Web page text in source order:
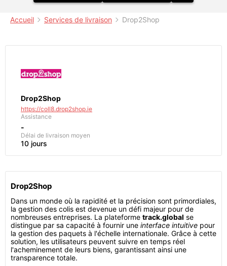
Accueil Services de livraison Drop2Shop
Drop2Shop
https://coll8.drop2shop.ie
Assistance
-
Délai de livraison moyen
10 jours
Drop2Shop
Dans un monde où la rapidité et la précision sont primordiales,
la gestion des colis est devenue un défi majeur pour de
nombreuses entreprises. La plateforme track.global se
distingue par sa capacité à fournir une interface intuitive pour
la gestion des paquets à l'échelle internationale. Grâce à cette
solution, les utilisateurs peuvent suivre en temps réel
l'acheminement de leurs biens, garantissant ainsi une
transparence totale.